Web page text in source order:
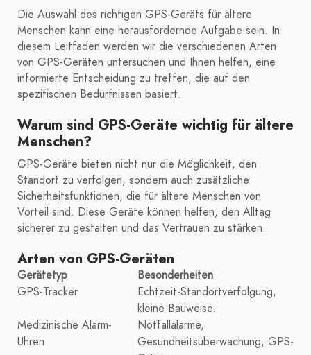
Die Auswahl des richtigen GPS-Geräts für ältere
Menschen kann eine herausfordernde Aufgabe sein. In
diesem Leitfaden werden wir die verschiedenen Arten
von GPS-Geräten untersuchen und Ihnen helfen, eine
informierte Entscheidung zu treffen, die auf den
spezifischen Bedürfnissen basiert.
Warum sind GPS-Geräte wichtig für ältere
Menschen?
GPS-Geräte bieten nicht nur die Möglichkeit, den
Standort zu verfolgen, sondern auch zusätzliche
Sicherheitsfunktionen, die für ältere Menschen von
Vorteil sind. Diese Geräte können helfen, den Alltag
sicherer zu gestalten und das Vertrauen zu stärken.
Arten von GPS-Geräten
Gerätetyp
Besonderheiten
GPS-Tracker
Echtzeit-Standortverfolgung,
kleine Bauweise.
Medizinische Alarm-
Uhren
Notfallalarme,
Gesundheitsüberwachung, GPS-